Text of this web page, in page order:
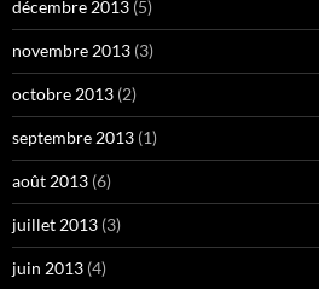
décembre 2013 (5)
novembre 2013 (3)
octobre 2013 (2)
septembre 2013 (1)
août 2013 (6)
juillet 2013 (3)
juin 2013 (4)